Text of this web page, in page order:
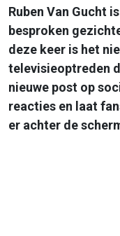
Ruben Van Gucht
besproken
deze keer is het
televisieoptreden
nieuwe post op
reacties en laat
er achter de